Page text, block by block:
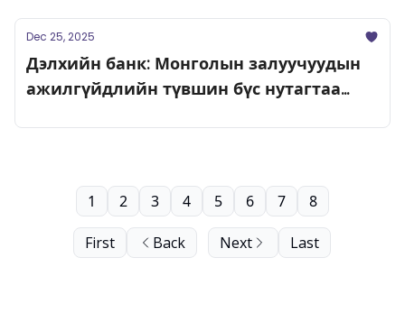
Dec 25, 2025
Дэлхийн банк: Монголын залуучуудын
ажилгүйдлийн түвшин бүс нутагтаа
First Back
1 2 3 4 5 6 7 8
Next Last